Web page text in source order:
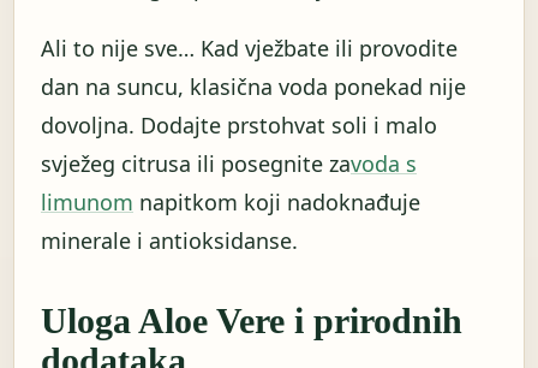
Ali to nije sve… Kad vježbate ili provodite
dan na suncu, klasična voda ponekad nije
dovoljna. Dodajte prstohvat soli i malo
svježeg citrusa ili posegnite zavoda s
limunom napitkom koji nadoknađuje
minerale i antioksidanse.
Uloga Aloe Vere i prirodnih